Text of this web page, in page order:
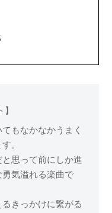
もなかなかうまく
。
思って前にしか進
気溢れる楽曲で
きっかけに繋がる